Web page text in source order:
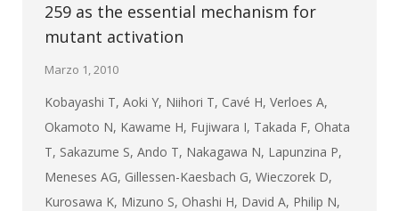
259 as the essential mechanism for
mutant activation
Marzo 1, 2010
Kobayashi T, Aoki Y, Niihori T, Cavé H, Verloes A,
Okamoto N, Kawame H, Fujiwara I, Takada F, Ohata
T, Sakazume S, Ando T, Nakagawa N, Lapunzina P,
Meneses AG, Gillessen-Kaesbach G, Wieczorek D,
Kurosawa K, Mizuno S, Ohashi H, David A, Philip N,